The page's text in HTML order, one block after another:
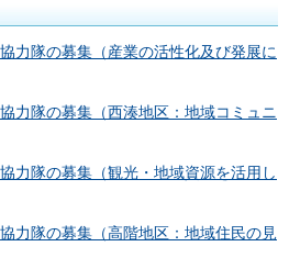
力隊の募集（産業の活性化及び発展に
力隊の募集（西湊地区：地域コミュニ
力隊の募集（観光・地域資源を活用し
力隊の募集（高階地区：地域住民の見